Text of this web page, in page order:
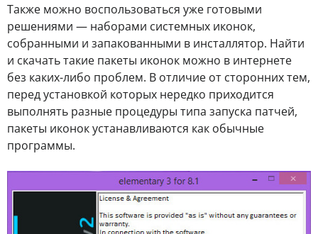
Также можно воспользоваться уже готовыми
решениями — наборами системных иконок,
собранными и запакованными в инсталлятор. Найти
и скачать такие пакеты иконок можно в интернете
без каких-либо проблем. В отличие от сторонних тем,
перед установкой которых нередко приходится
выполнять разные процедуры типа запуска патчей,
пакеты иконок устанавливаются как обычные
программы.